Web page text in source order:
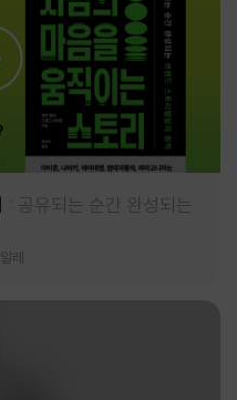
공유되는 순간 완성되는
알레